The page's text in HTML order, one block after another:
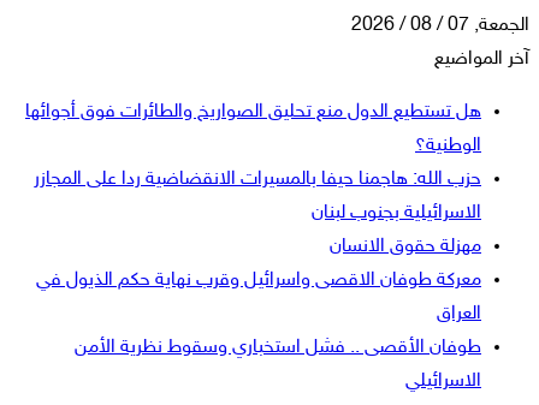
الجمعة, 07 / 08 / 2026
آخر المواضيع
هل تستطيع الدول منع تحليق الصواريخ والطائرات فوق أجوائها
الوطنية؟
حزب الله: هاجمنا حيفا بالمسيرات الانقضاضية ردا على المجازر
الاسرائيلية بجنوب لبنان
مهزلة حقوق الانسان
معركة طوفان الاقصى واسرائيل وقرب نهاية حكم الذيول في
العراق
طوفان الأقصى .. فشل استخباري وسقوط نظرية الأمن
الاسرائيلي